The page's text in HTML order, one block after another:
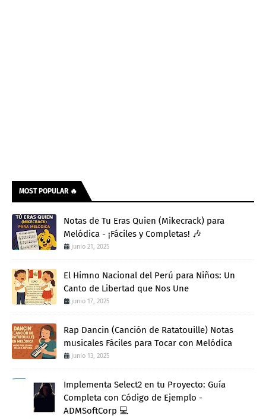
MOST POPULAR 🔥
Notas de Tu Eras Quien (Mikecrack) para
Melódica - ¡Fáciles y Completas! 🎶
junio 21, 2025
El Himno Nacional del Perú para Niños: Un
Canto de Libertad que Nos Une
junio 17, 2025
Rap Dancin (Canción de Ratatouille) Notas
musicales Fáciles para Tocar con Melódica
junio 13, 2025
Implementa Select2 en tu Proyecto: Guía
Completa con Código de Ejemplo -
ADMSoftCorp 💻